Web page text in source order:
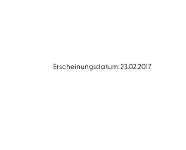
Erscheinungsdatum: 23.02.2017